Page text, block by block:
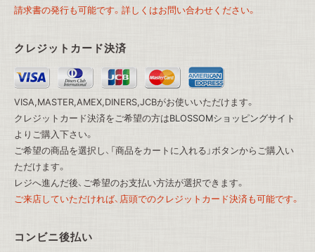
請求書の発行も可能です。詳しくはお問い合わせください。
クレジットカード決済
VISA,MASTER,AMEX,DINERS,JCBがお使いいただけます。
クレジットカード決済をご希望の方はBLOSSOMショッピングサイト
よりご購入下さい。
ご希望の商品を選択し、「商品をカートに入れる」ボタンからご購入い
ただけます。
レジへ進んだ後、ご希望のお支払い方法が選択できます。
ご来店していただければ、店頭でのクレジットカード決済も可能です。
コンビニ後払い